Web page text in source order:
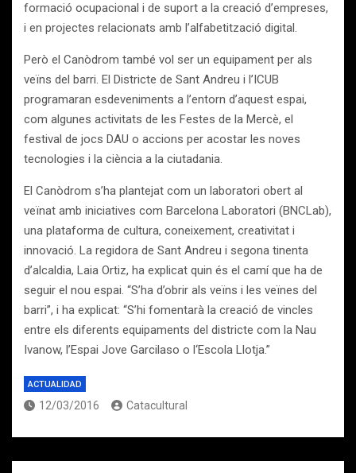
formació ocupacional i de suport a la creació d’empreses,
i en projectes relacionats amb l’alfabetització digital.
Però el Canòdrom també vol ser un equipament per als
veïns del barri. El Districte de Sant Andreu i l’ICUB
programaran esdeveniments a l’entorn d’aquest espai,
com algunes activitats de les Festes de la Mercè, el
festival de jocs DAU o accions per acostar les noves
tecnologies i la ciència a la ciutadania.
El Canòdrom s’ha plantejat com un laboratori obert al
veïnat amb iniciatives com Barcelona Laboratori (BNCLab),
una plataforma de cultura, coneixement, creativitat i
innovació. La regidora de Sant Andreu i segona tinenta
d’alcaldia, Laia Ortiz, ha explicat quin és el camí que ha de
seguir el nou espai. “S’ha d’obrir als veïns i les veïnes del
barri”, i ha explicat: “S’hi fomentarà la creació de vincles
entre els diferents equipaments del districte com la Nau
Ivanow, l’Espai Jove Garcilaso o l‘Escola Llotja.”
ACTUALIDAD
12/03/2016 Catacultural